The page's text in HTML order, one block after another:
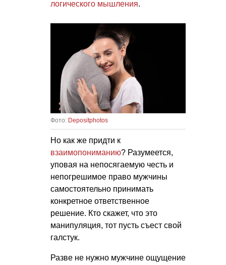
логического мышления.
Фото: Depositphotos
Но как же придти к
взаимопониманию? Разумеется,
уповая на непосягаемую честь и
непогрешимое право мужчины
самостоятельно принимать
конкретное ответственное
решение. Кто скажет, что это
манипуляция, тот пусть съест свой
галстук.
Разве не нужно мужчине ощущение